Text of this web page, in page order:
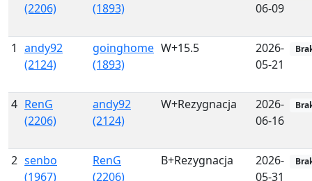
(2206)
(1893)
06-09
1 andy92
(2124)
goinghome
(1893)
W+15.5
2026-
05-21
4 RenG
(2206)
andy92
(2124)
W+Rezygnacja
2026-
06-16
2 senbo
(1967)
RenG
(2206)
B+Rezygnacja
2026-
05-31